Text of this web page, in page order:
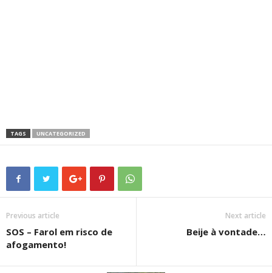
TAGS UNCATEGORIZED
Previous article
SOS – Farol em risco de
afogamento!
Next article
Beije à vontade…